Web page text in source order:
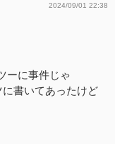
2024/09/01 22:38
ーに事件じゃ
書いてあったけど